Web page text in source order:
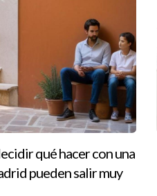
qué hacer con una
pueden salir muy